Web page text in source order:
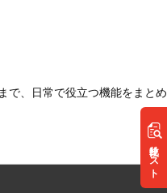
リスト
で、日常で役立つ機能をまと